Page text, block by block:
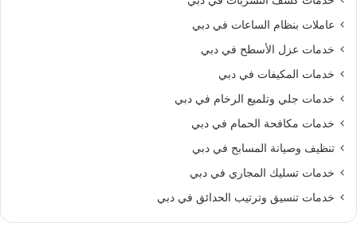
عاملات بنظام الساعات في دبي
خدمات عزل الأسطح في دبي
خدمات المكيفات في دبي
خدمات جلي وتلميع الرخام في دبي
خدمات مكافحة الحمام في دبي
تنظيف وصيانة المسابح في دبي
خدمات تسليك المجاري في دبي
خدمات تنسيق وترتيب الحدائق في دبي